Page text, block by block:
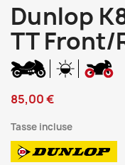
Dunlop
TT Front/
85,00 €
Tasse incluse